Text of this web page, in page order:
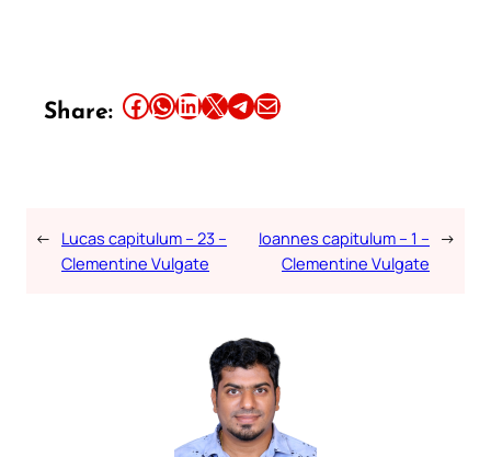
Share: Share this article on Facebook Share this article on WhatsApp Share this article on LinkedIn Share this article on X Share this article on TelegramEmail this Article
← Lucas capitulum – 23 –
Clementine Vulgate
Ioannes capitulum – 1 –
Clementine Vulgate
→